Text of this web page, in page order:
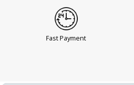
Fast Payment